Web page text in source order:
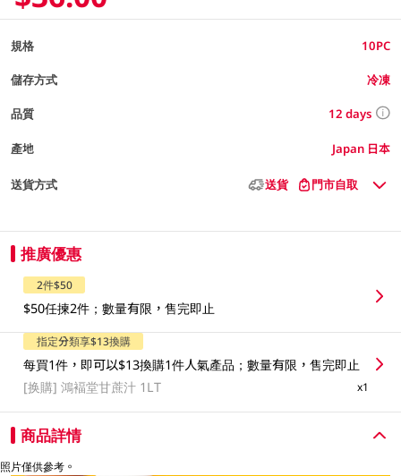
規格 10PC
儲存方式 冷凍
品質 12 days
產地 Japan 日本
送貨方式 送貨 門市自取
推廣優惠
2件$50
$50任揀2件；數量有限，售完即止
指定分類享$13換購
每買1件，即可以$13換購1件人氣產品；數量有限，售完即止
[换購]鴻褔堂甘蔗汁 1LT x1
商品詳情
照片僅供參考。